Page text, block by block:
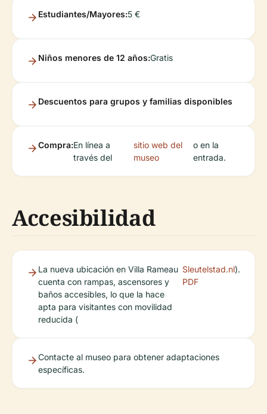
Estudiantes/Mayores:5 €
Niños menores de 12 años:Gratis
Descuentos para grupos y familias disponibles
Compra:En línea a
través del
sitio web del
museo
o en la
entrada.
Accesibilidad
La nueva ubicación en Villa Rameau
cuenta con rampas, ascensores y
baños accesibles, lo que la hace
apta para visitantes con movilidad
reducida (
Sleutelstad.nl
PDF
).
Contacte al museo para obtener adaptaciones
específicas.